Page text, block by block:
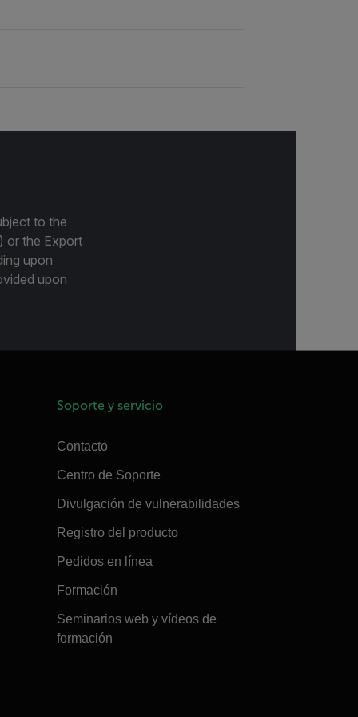
to the
or the Export
upon
upon
Soporte y servicio
Contacto
Centro de Soporte
Divulgación de vulnerabilidades
Registro del producto
Pedidos en línea
Formación
Seminarios web y vídeos de
formación